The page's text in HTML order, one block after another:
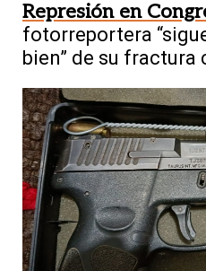
Represión en
fotorreportera
bien” de su fractura